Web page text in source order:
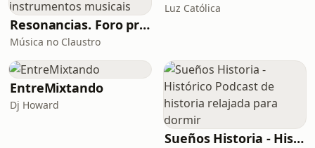
Resonancias. Foro profesional de instrumentos musicais
Música no Claustro
Luz Católica
EntreMixtando
Dj Howard
Sueños Historia - Histórico Podcast de historia relajada para dormir